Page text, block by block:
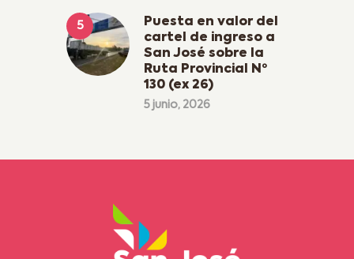
Puesta en valor del
cartel de ingreso a
San José sobre la
Ruta Provincial Nº
130 (ex 26)
5 junio, 2026